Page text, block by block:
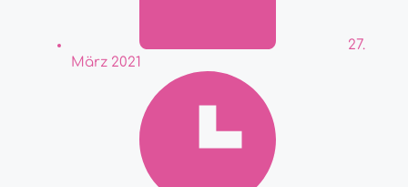
27.
März 2021